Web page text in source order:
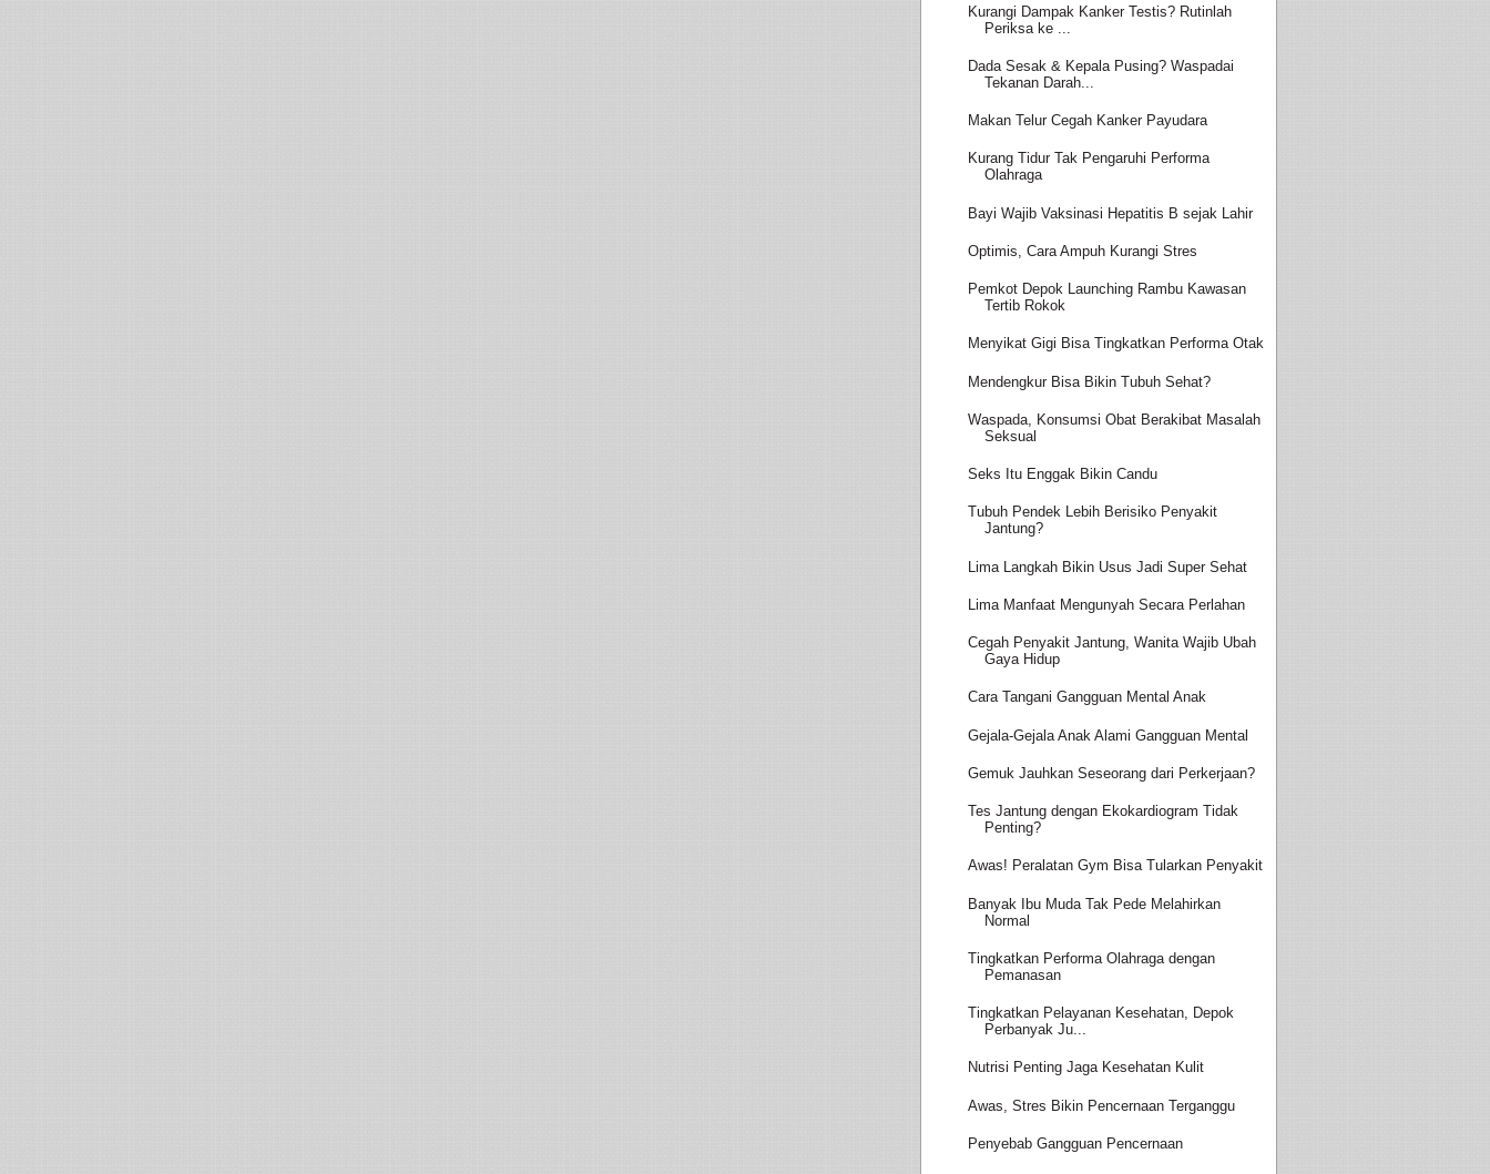
Kurangi Dampak Kanker Testis? Rutinlah
Periksa ke ...
Dada Sesak & Kepala Pusing? Waspadai
Tekanan Darah...
Makan Telur Cegah Kanker Payudara
Kurang Tidur Tak Pengaruhi Performa
Olahraga
Bayi Wajib Vaksinasi Hepatitis B sejak Lahir
Optimis, Cara Ampuh Kurangi Stres
Pemkot Depok Launching Rambu Kawasan
Tertib Rokok
Menyikat Gigi Bisa Tingkatkan Performa Otak
Mendengkur Bisa Bikin Tubuh Sehat?
Waspada, Konsumsi Obat Berakibat Masalah
Seksual
Seks Itu Enggak Bikin Candu
Tubuh Pendek Lebih Berisiko Penyakit
Jantung?
Lima Langkah Bikin Usus Jadi Super Sehat
Lima Manfaat Mengunyah Secara Perlahan
Cegah Penyakit Jantung, Wanita Wajib Ubah
Gaya Hidup
Cara Tangani Gangguan Mental Anak
Gejala-Gejala Anak Alami Gangguan Mental
Gemuk Jauhkan Seseorang dari Perkerjaan?
Tes Jantung dengan Ekokardiogram Tidak
Penting?
Awas! Peralatan Gym Bisa Tularkan Penyakit
Banyak Ibu Muda Tak Pede Melahirkan
Normal
Tingkatkan Performa Olahraga dengan
Pemanasan
Tingkatkan Pelayanan Kesehatan, Depok
Perbanyak Ju...
Nutrisi Penting Jaga Kesehatan Kulit
Awas, Stres Bikin Pencernaan Terganggu
Penyebab Gangguan Pencernaan